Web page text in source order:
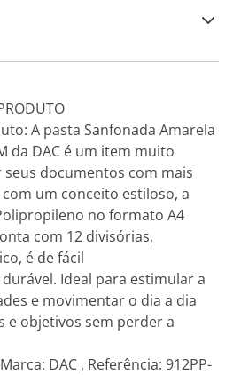
A pasta Sanfonada Amarela
da DAC é um item muito
documentos com mais
um conceito estiloso, a
no formato A4
com 12 divisórias,
é de fácil
Ideal para estimular a
e movimentar o dia a dia
e objetivos sem perder a
DAC , Referência: 912PP-